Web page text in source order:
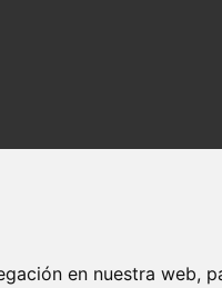
en nuestra web,